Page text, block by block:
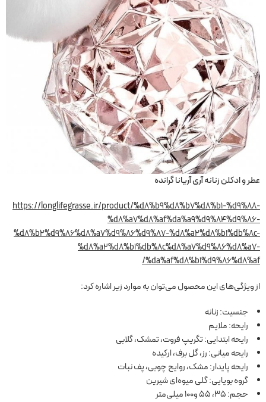
عطر و ادکلن زنانه آری آریانا گرانده
https://longlifegrasse.ir/product/%d8%b9%d8%b7%d8%b1-%d9%88-
%d8%a7%d8%af%da%a9%d9%84%d9%86-
%d8%b2%d9%86%d8%a7%d9%86%d9%87-%d8%a2%d8%b1%db%8c-
%d8%a2%d8%b1%db%8c%d8%a7%d9%86%d8%a7-
%da%af%d8%b1%d9%86%d8%af/
از ویژگی‌های این محصول می‌توان به موارد زیر اشاره کرد:
جنسیت: زنانه
رایحه: ملایم
رایحه ابتدایی: تگریپ فروت، تمشک، گلابی
رایحه میانی: رز، گل برف، ارکیده
رایحه پایدار: مشک، روایح چوبی، پف نبات
گروه بویایی: گلی میوه‌ای شیرین
حجم: 35، 55 و100 میلی‌متر